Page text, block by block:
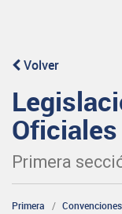
Volver
Oficiales
Primera
Primera